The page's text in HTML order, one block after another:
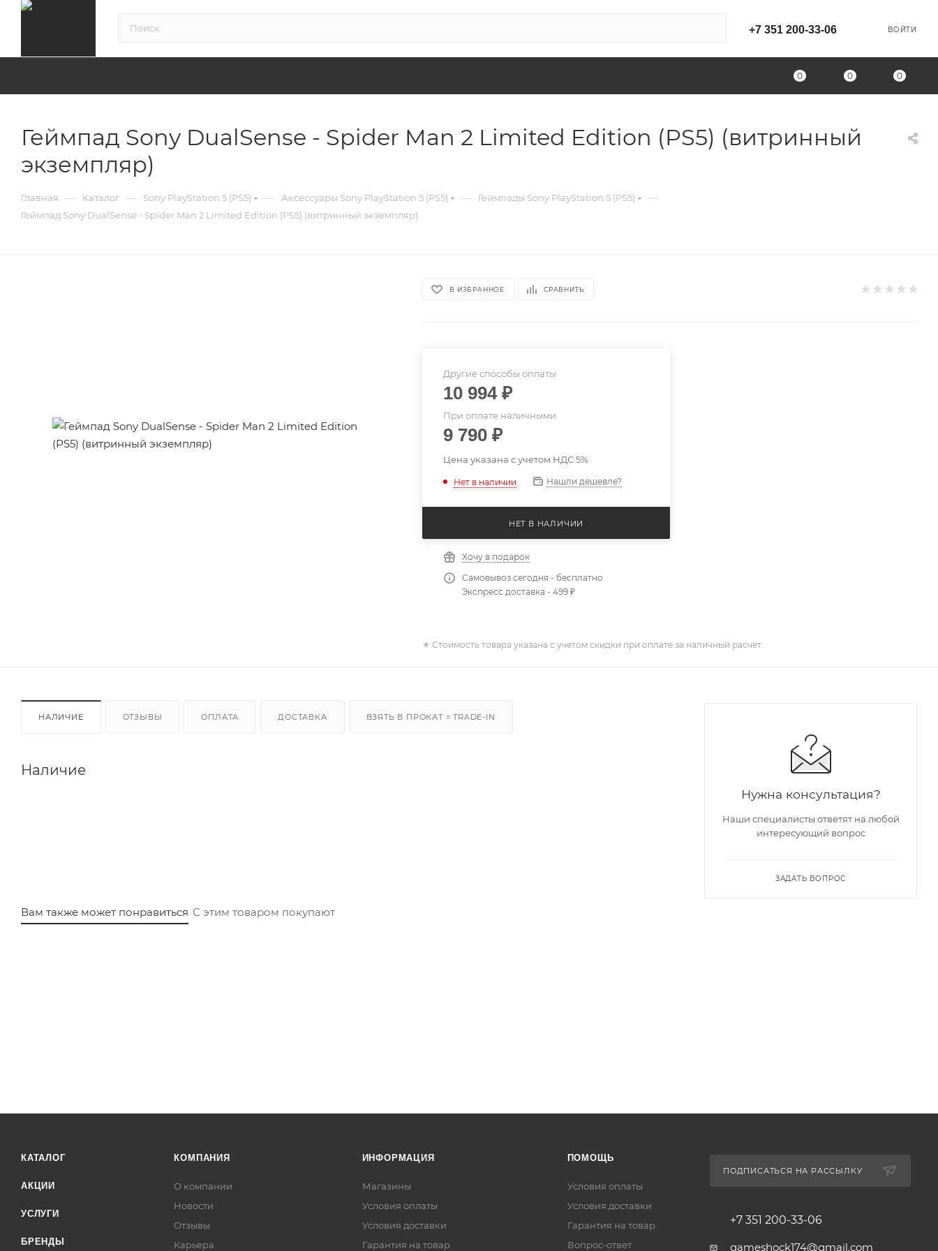
+7 351 200-33-06 ВОЙТИ
0 0 0
Геймпад Sony DualSense - Spider Man 2 Limited Edition (PS5) (витринный
экземпляр)
Главная — Каталог — Sony PlayStation 5 (PS5) — Аксессуары Sony PlayStation 5 (PS5) — Геймпады Sony PlayStation 5 (PS5) —
Геймпад Sony DualSense - Spider Man 2 Limited Edition (PS5) (витринный экземпляр)
В ИЗБРАННОЕ СРАВНИТЬ
Другие способы оплаты
10 994₽
При оплате наличными
9 790 ₽
Цена указана с учетом НДС 5%
Нет в наличии Нашли дешевле?
НЕТ В НАЛИЧИИ
Хочу в подарок
Самовывоз сегодня - бесплатно
Экспресс доставка - 499 ₽
✴️ Стоимость товара указана с учетом скидки при оплате за наличный расчет.
НАЛИЧИЕ ОТЗЫВЫ ОПЛАТА ДОСТАВКА ВЗЯТЬ В ПРОКАТ = TRADE-IN
Наличие
Вам также может понравиться С этим товаром покупают
Нужна консультация?
Наши специалисты ответят на любой
интересующий вопрос
ЗАДАТЬ ВОПРОС
КАТАЛОГ
АКЦИИ
УСЛУГИ
БРЕНДЫ
КОМПАНИЯ
О компании
Новости
Отзывы
Карьера
ИНФОРМАЦИЯ
Магазины
Условия оплаты
Условия доставки
Гарантия на товар
ПОМОЩЬ
Условия оплаты
Условия доставки
Гарантия на товар
Вопрос-ответ
ПОДПИСАТЬСЯ НА РАССЫЛКУ
+7 351 200-33-06
gameshock174@gmail.com